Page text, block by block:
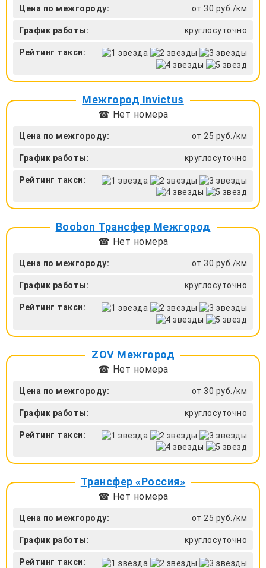
Цена по межгороду: от 30 руб./км
График работы: круглосуточно
Рейтинг такси:
Межгород Invictus
☎ Нет номера
Цена по межгороду: от 25 руб./км
График работы: круглосуточно
Рейтинг такси:
Boobon Трансфер Межгород
☎ Нет номера
Цена по межгороду: от 30 руб./км
График работы: круглосуточно
Рейтинг такси:
ZOV Межгород
☎ Нет номера
Цена по межгороду: от 30 руб./км
График работы: круглосуточно
Рейтинг такси:
Трансфер «Россия»
☎ Нет номера
Цена по межгороду: от 25 руб./км
График работы: круглосуточно
Рейтинг такси: